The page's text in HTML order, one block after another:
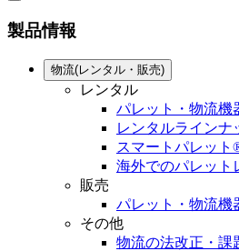
製品情報
物流(レンタル・販売)
レンタル
パレット・物流機
レンタルラインナ
スマートパレット
海外でのパレット
販売
パレット・物流機
その他
物流の法改正・課